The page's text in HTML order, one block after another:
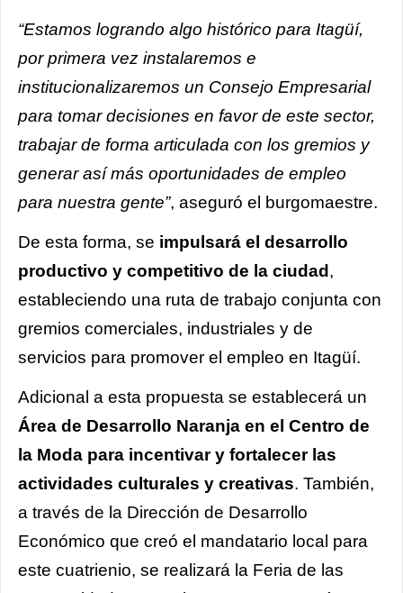
“Estamos logrando algo histórico para Itagüí,
por primera vez instalaremos e
institucionalizaremos un Consejo Empresarial
para tomar decisiones en favor de este sector,
trabajar de forma articulada con los gremios y
generar así más oportunidades de empleo
para nuestra gente”, aseguró el burgomaestre.
De esta forma, se impulsará el desarrollo
productivo y competitivo de la ciudad,
estableciendo una ruta de trabajo conjunta con
gremios comerciales, industriales y de
servicios para promover el empleo en Itagüí.
Adicional a esta propuesta se establecerá un
Área de Desarrollo Naranja en el Centro de
la Moda para incentivar y fortalecer las
actividades culturales y creativas. También,
a través de la Dirección de Desarrollo
Económico que creó el mandatario local para
este cuatrienio, se realizará la Feria de las